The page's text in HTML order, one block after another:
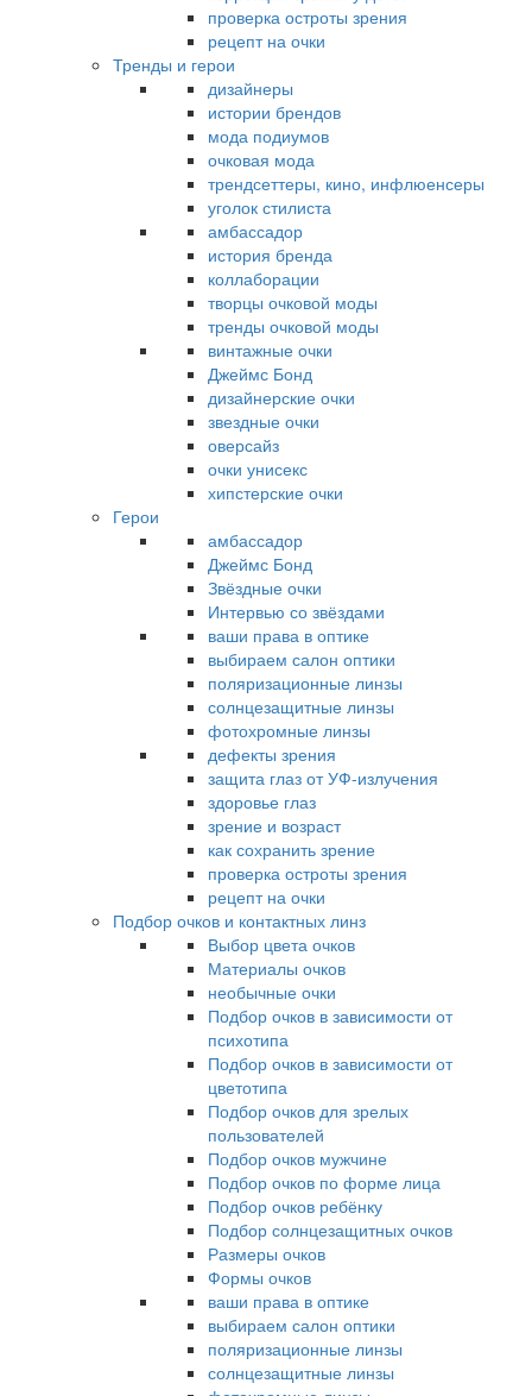
проверка остроты зрения
рецепт на очки
Тренды и герои
дизайнеры
истории брендов
мода подиумов
очковая мода
трендсеттеры, кино, инфлюенсеры
уголок стилиста
амбассадор
история бренда
коллаборации
творцы очковой моды
тренды очковой моды
винтажные очки
Джеймс Бонд
дизайнерские очки
звездные очки
оверсайз
очки унисекс
хипстерские очки
Герои
амбассадор
Джеймс Бонд
Звёздные очки
Интервью со звёздами
ваши права в оптике
выбираем салон оптики
поляризационные линзы
солнцезащитные линзы
фотохромные линзы
дефекты зрения
защита глаз от УФ-излучения
здоровье глаз
зрение и возраст
как сохранить зрение
проверка остроты зрения
рецепт на очки
Подбор очков и контактных линз
Выбор цвета очков
Материалы очков
необычные очки
Подбор очков в зависимости от
психотипа
Подбор очков в зависимости от
цветотипа
Подбор очков для зрелых
пользователей
Подбор очков мужчине
Подбор очков по форме лица
Подбор очков ребёнку
Подбор солнцезащитных очков
Размеры очков
Формы очков
ваши права в оптике
выбираем салон оптики
поляризационные линзы
солнцезащитные линзы